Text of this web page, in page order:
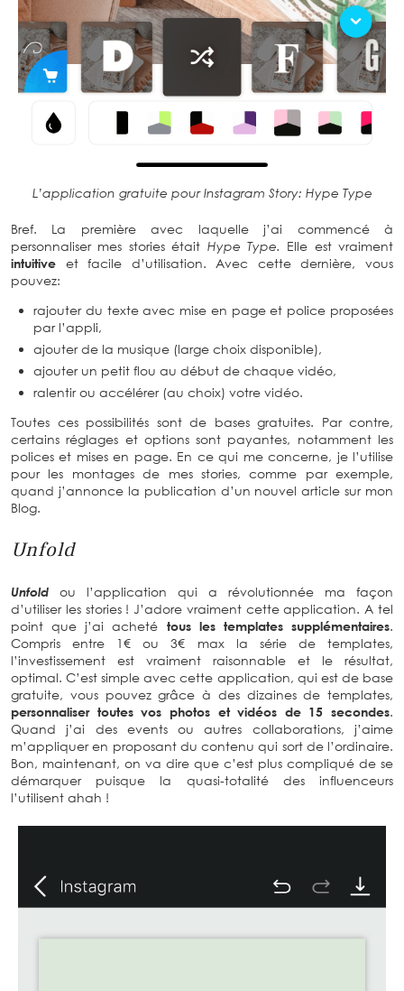
L’application gratuite pour Instagram Story: Hype Type
Bref. La première avec laquelle j’ai commencé à
personnaliser mes stories était Hype Type. Elle est vraiment
intuitive et facile d’utilisation. Avec cette dernière, vous
pouvez:
rajouter du texte avec mise en page et police proposées
par l’appli,
ajouter de la musique (large choix disponible),
ajouter un petit flou au début de chaque vidéo,
ralentir ou accélérer (au choix) votre vidéo.
Toutes ces possibilités sont de bases gratuites. Par contre,
certains réglages et options sont payantes, notamment les
polices et mises en page. En ce qui me concerne, je l’utilise
pour les montages de mes stories, comme par exemple,
quand j’annonce la publication d’un nouvel article sur mon
Blog.
Unfold
Unfold ou l’application qui a révolutionnée ma façon
d’utiliser les stories ! J’adore vraiment cette application. A tel
point que j’ai acheté tous les templates supplémentaires.
Compris entre 1€ ou 3€ max la série de templates,
l’investissement est vraiment raisonnable et le résultat,
optimal. C’est simple avec cette application, qui est de base
gratuite, vous pouvez grâce à des dizaines de templates,
personnaliser toutes vos photos et vidéos de 15 secondes.
Quand j’ai des events ou autres collaborations, j’aime
m’appliquer en proposant du contenu qui sort de l’ordinaire.
Bon, maintenant, on va dire que c’est plus compliqué de se
démarquer puisque la quasi-totalité des influenceurs
l’utilisent ahah !